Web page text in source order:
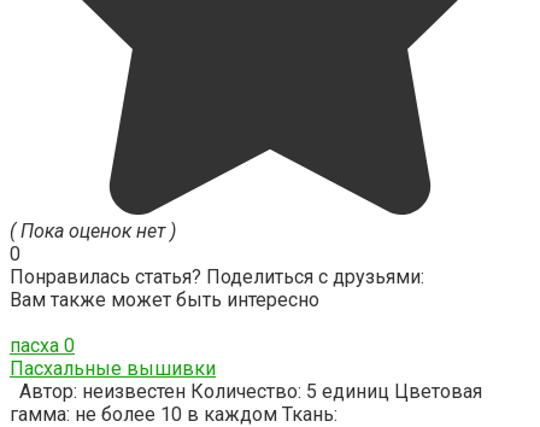
( Пока оценок нет )
0
Понравилась статья? Поделиться с друзьями:
Вам также может быть интересно
пасха 0
Пасхальные вышивки
Автор: неизвестен Количество: 5 единиц Цветовая
гамма: не более 10 в каждом Ткань: